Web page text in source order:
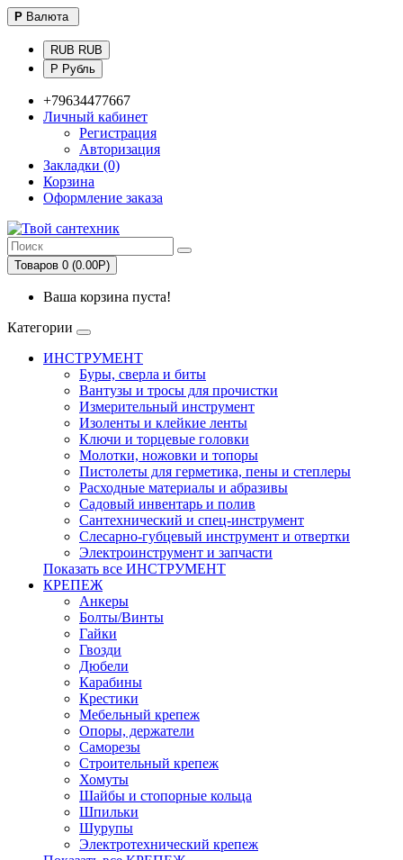
Р Валюта
RUB RUB
Р Рубль
+79634477667
Личный кабинет
Регистрация
Авторизация
Закладки (0)
Корзина
Оформление заказа
Товаров 0 (0.00Р)
Ваша корзина пуста!
Категории
ИНСТРУМЕНТ
Буры, сверла и биты
Вантузы и тросы для прочистки
Измерительный инструмент
Изоленты и клейкие ленты
Ключи и торцевые головки
Молотки, ножовки и топоры
Пистолеты для герметика, пены и степлеры
Расходные материалы и абразивы
Садовый инвентарь и полив
Сантехнический и спец-инструмент
Слесарно-губцевый инструмент и отвертки
Электроинструмент и запчасти
Показать все ИНСТРУМЕНТ
КРЕПЕЖ
Анкеры
Болты/Винты
Гайки
Гвозди
Дюбели
Карабины
Крестики
Мебельный крепеж
Опоры, держатели
Саморезы
Строительный крепеж
Хомуты
Шайбы и стопорные кольца
Шпильки
Шурупы
Электротехнический крепеж